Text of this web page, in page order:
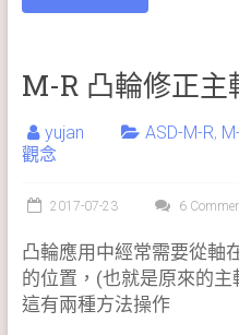
M-R 凸輪修正主
yujan ASD-M-R,
觀念
2017-07-23 6
凸輪應用中經常需要從軸
的位置，(也就是原來的
這有兩種方法操作